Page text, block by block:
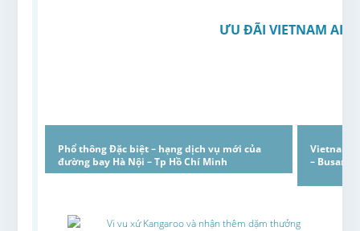
ƯU ĐÃI VIETNAM
Phổ thông Đặc biệt – hạng dịch vụ mới của
đường bay Hà Nội – Tp Hồ Chí Minh
Vietnam
– Busan
Vi vu xứ Kangaroo và nhận thêm dặm thưởng